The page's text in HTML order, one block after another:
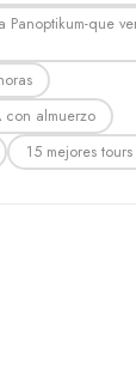
que
almuerzo
15 mejores